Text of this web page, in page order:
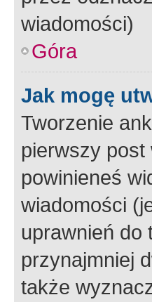
wiadomości)
Góra
Jak mogę
Tworzenie
pierwszy post
powinieneś
wiadomości
uprawnień do
przynajmniej
także